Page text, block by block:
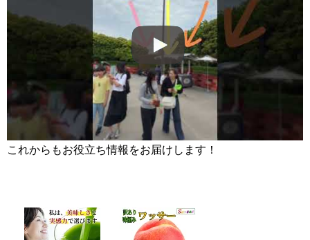
これからもお役立ち情報をお届けします！